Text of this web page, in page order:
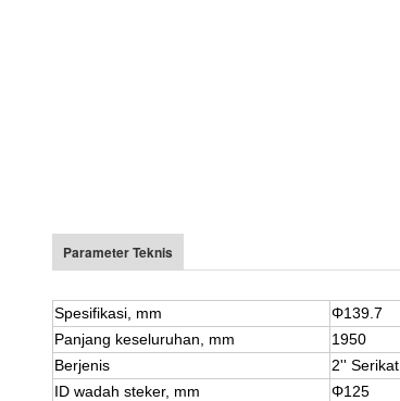
Parameter Teknis
Spesifikasi, mm Φ139.7
Panjang keseluruhan, mm
1950
Berjenis
2'' Serikat
ID wadah steker, mm
Φ125